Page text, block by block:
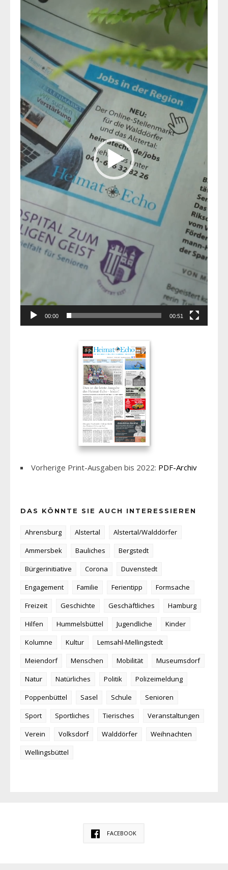
Player
00:00 00:51
Vorherige Print-Ausgaben bis 2022: PDF-Archiv
DAS KÖNNTE SIE AUCH INTERESSIEREN
Ahrensburg Alstertal
Alstertal/Walddörfer
Ammersbek
Bauliches
Bergstedt
Bürgerinitiative
Corona
Duvenstedt
Engagement
Familie Ferientipp
Formsache
Freizeit
Geschichte Geschäftliches
Hamburg
Hilfen
Hummelsbüttel Jugendliche
Kinder
Kolumne
Kultur
Lemsahl-Mellingstedt
Meiendorf
Menschen Mobilität
Museumsdorf
Natur
Natürliches Politik
Polizeimeldung
Poppenbüttel
Sasel Schule
Senioren
Sport
Sportliches Tierisches
Veranstaltungen
Verein
Volksdorf Walddörfer
Weihnachten
Wellingsbüttel
FACEBOOK